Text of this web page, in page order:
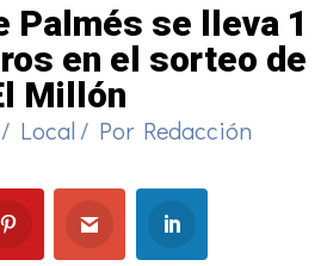
Palmés se lleva 1
en el sorteo de
Millón
/ Local / Por Redacción